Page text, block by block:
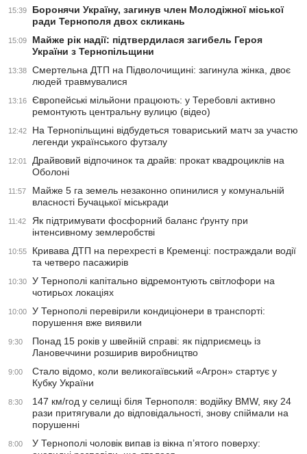
15:39
Боронячи Україну, загинув член Молодіжної міської
ради Тернополя двох скликань
15:09
Майже рік надії: підтвердилася загибель Героя
України з Тернопільщини
13:38
Смертельна ДТП на Підволочищині: загинула жінка, двоє
людей травмувалися
13:16
Європейські мільйони працюють: у Теребовлі активно
ремонтують центральну вулицю (відео)
12:42
На Тернопільщині відбудеться товариський матч за участю
легенди українського футзалу
12:01
Драйвовий відпочинок та драйв: прокат квадроциклів на
Оболоні
11:57
Майже 5 га земель незаконно опинилися у комунальній
власності Бучацької міськради
11:42
Як підтримувати фосфорний баланс ґрунту при
інтенсивному землеробстві
10:55
Кривава ДТП на перехресті в Кременці: постраждали водії
та четверо пасажирів
10:30
У Тернополі капітально відремонтують світлофори на
чотирьох локаціях
10:00
У Тернополі перевірили кондиціонери в транспорті:
порушення вже виявили
9:30
Понад 15 років у швейній справі: як підприємець із
Лановеччини розширив виробництво
9:00
Стало відомо, коли великогаївський «Агрон» стартує у
Кубку України
8:30
147 км/год у селищі біля Тернополя: водійку BMW, яку 24
рази притягували до відповідальності, знову спіймали на
порушенні
8:00
У Тернополі чоловік випав із вікна п’ятого поверху: